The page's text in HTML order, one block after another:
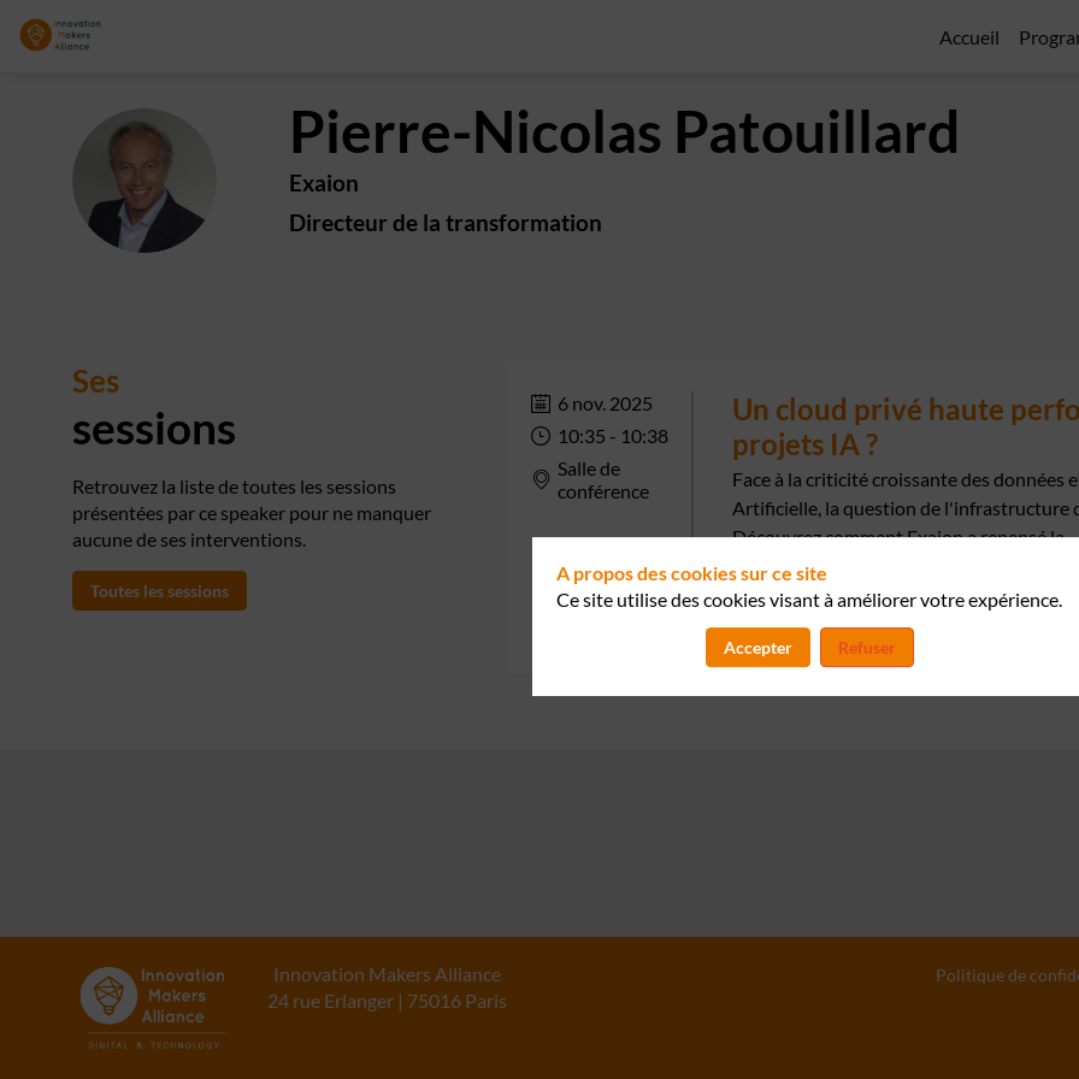
Accueil
PP
Pierre-Nicolas Patouillard
Exaion
Directeur de la transformation
Ses
sessions
Retrouvez la liste de toutes les sessions
présentées par ce speaker pour ne manquer
aucune de ses interventions.
Toutes les sessions
6 nov. 2025
10:35 - 10:38
Salle de
conférence
Un cloud privé haute
projets IA ?
Face à la criticité croissante des
Artificielle, la question de l'infrastructure
Découvrez comment Exaion a repensé la...
PP
Pierre-Nicolas
Exaion
Directeur de la transformation
Innovation Makers Alliance
24 rue Erlanger | 75016 Paris
Politique de
A propos des cookies sur ce site
Ce site utilise des cookies visant à améliorer votre expérience.
Accepter Refuser